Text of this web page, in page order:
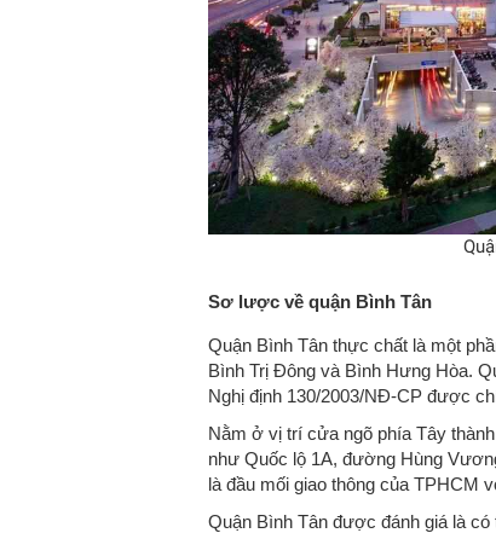
Sơ lược về quận Bình Tân
Quận Bình Tân thực chất là một
Bình Trị Đông và Bình Hưng Hòa.
Nghị định 130/2003/NĐ-CP được
Nằm ở vị trí cửa ngõ phía Tây
như Quốc lộ 1A, đường Hùng
là đầu mối giao thông của TPHCM
Quận Bình Tân được đánh giá là có